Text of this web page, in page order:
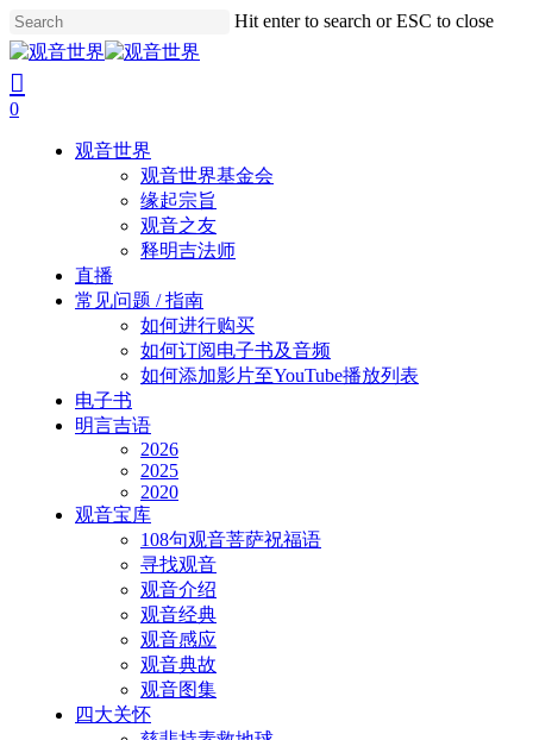
Skip
to
main
content
Hit enter to search or ESC to close
Close
Search
search
account
0
观音世界
观音世界基金会
缘起宗旨
观音之友
释明吉法师
直播
常见问题 / 指南
如何进行购买
如何订阅电子书及音频
如何添加影片至YouTube播放列表
电子书
明言吉语
2026
2025
2020
观音宝库
108句观音菩萨祝福语
寻找观音
观音介绍
观音经典
观音感应
观音典故
观音图集
四大关怀